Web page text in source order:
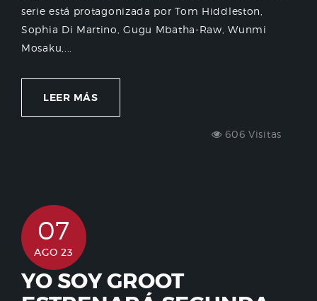
serie está protagonizada por Tom Hiddleston,
Sophia Di Martino, Gugu Mbatha-Raw, Wunmi
Mosaku,...
LEER MÁS
606 Visitas
07
AGO 23
YO SOY GROOT